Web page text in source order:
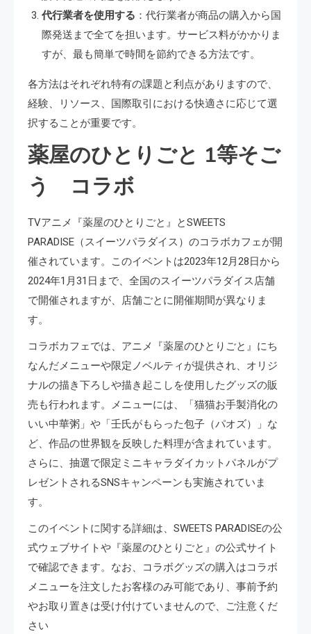
代行業者を使用する ：代行業者が商品の購入から国
際発送まで全てを担います。サービス料がかかりま
すが、最も簡単で時間を節約できる方法です。
各方法はそれぞれ特有の課題と利点がありますので、
経験、リソース、国際取引における快適さに応じて選
択することが重要です​​。
薬屋のひとりごと 1等そご
う コラボ
TVアニメ『薬屋のひとりごと』とSWEETS
PARADISE（スイーツパラダイス）のコラボカフェが開
催されています。このイベントは2023年12月28日から
2024年1月31日まで、全国のスイーツパラダイス店舗
で開催されますが、店舗ごとに開催期間が異なりま
す。
コラボカフェでは、アニメ『薬屋のひとりごと』にち
なんだメニューや限定ノベルティが提供され、オリジ
ナルの描き下ろしや描き起こしを使用したグッズの販
売も行われます。メニューには、「猫猫お手製消化の
いい中華粥」や「壬氏がもらった包子（パオズ）」な
ど、作品の世界観を反映した料理が含まれています。
さらに、抽選で限定ミニキャラダイカットパネルがプ
レゼントされるSNSキャンペーンも実施されていま
す。
このイベントに関する詳細は、SWEETS PARADISEの公
式ウェブサイトや『薬屋のひとりごと』の公式サイト
で確認できます。なお、コラボグッズの購入はコラボ
メニューを注文したお客様のみ可能であり、事前予約
やお取り置きは受け付けていませんので、ご注意くだ
さい​​​